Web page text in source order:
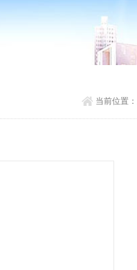
当前位置：